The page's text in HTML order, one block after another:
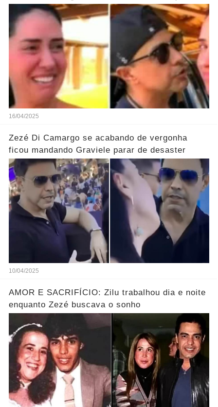
luxo e causa climão
16/04/2025
Zezé Di Camargo se acabando de vergonha
ficou mandando Graviele parar de desaster
10/04/2025
AMOR E SACRIFÍCIO: Zilu trabalhou dia e noite
enquanto Zezé buscava o sonho